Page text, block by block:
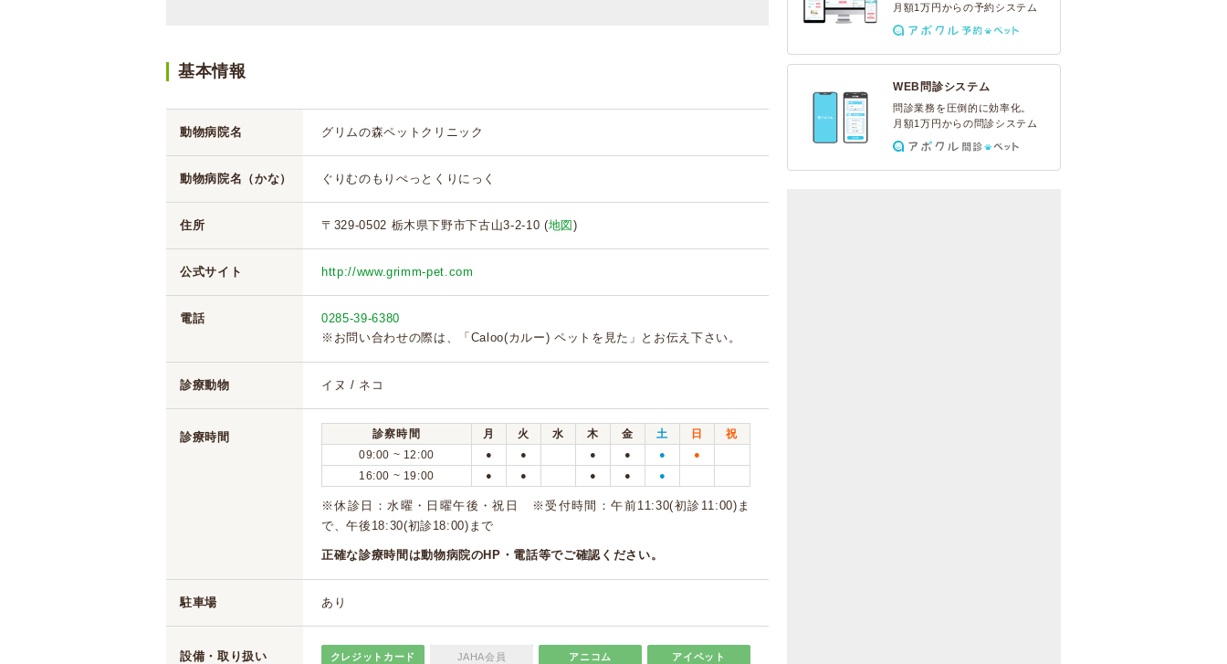
基本情報
動物病院名 グリムの森ペットクリニック
動物病院名（かな） ぐりむのもりぺっとくりにっく
住所 〒329-0502 栃木県下野市下古山3-2-10 (地図 )
公式サイト http://www.grimm-pet.com
電話
0285-39-6380
※お問い合わせの際は、「Caloo(カルー) ペットを見た」とお伝え下さい。
診療動物 イヌ / ネコ
診療時間 診察時間 月 火 水 木 金 土 日
祝
09:00 ~ 12:00
● ● ● ● ● ●
16:00 ~ 19:00 ● ● ● ● ●
※休診日：水曜・日曜午後・祝日 ※受付時間：午前11:30(初診11:00)ま
で、午後18:30(初診18:00)まで
正確な診療時間は動物病院のHP・電話等でご確認ください。
駐車場 あり
設備・取り扱い クレジットカード JAHA会員 アニコム アイペット
月額1万円からの予約システム
WEB問診システム
問診業務を圧倒的に効率化。
月額1万円からの問診システム